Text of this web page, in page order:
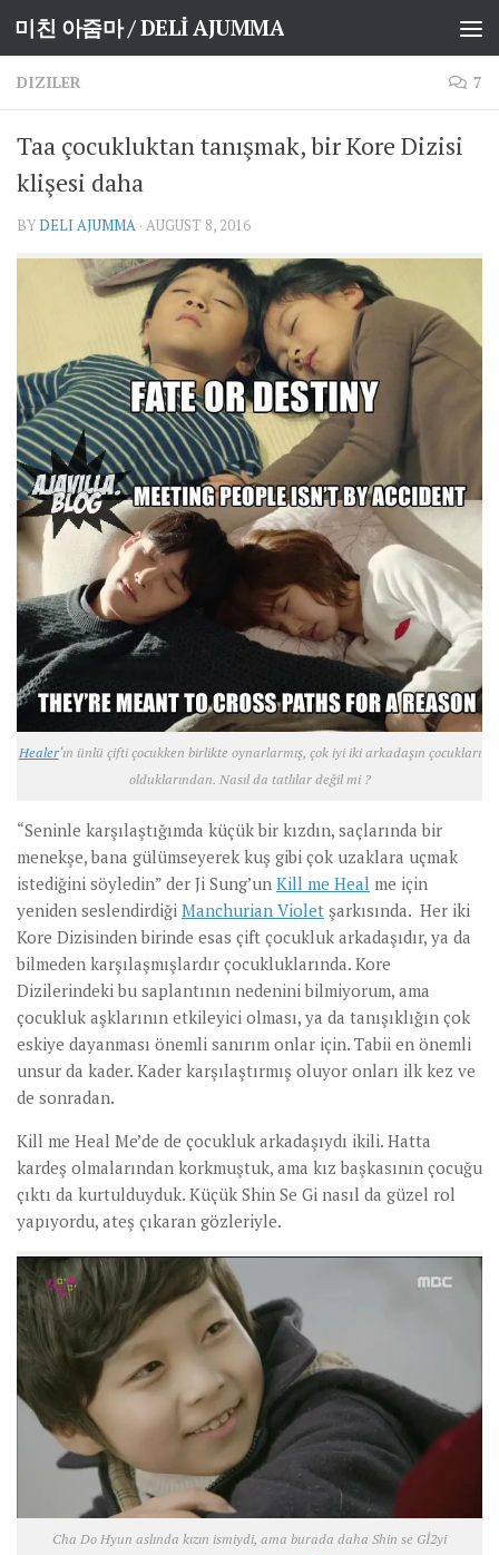
Skip to content
미친 아줌마 / DELİ AJUMMA
DIZILER 7
Taa çocukluktan tanışmak, bir Kore Dizisi
klişesi daha
BYDELI AJUMMA · AUGUST 8, 2016
Healer‘ın ünlü çifti çocukken birlikte oynarlarmış, çok iyi iki arkadaşın çocukları
olduklarından. Nasıl da tatlılar değil mi ?
“Seninle karşılaştığımda küçük bir kızdın, saçlarında bir
menekşe, bana gülümseyerek kuş gibi çok uzaklara uçmak
istediğini söyledin” der Ji Sung’un Kill me Heal me için
yeniden seslendirdiği Manchurian Violet şarkısında. Her iki
Kore Dizisinden birinde esas çift çocukluk arkadaşıdır, ya da
bilmeden karşılaşmışlardır çocukluklarında. Kore
Dizilerindeki bu saplantının nedenini bilmiyorum, ama
çocukluk aşklarının etkileyici olması, ya da tanışıklığın çok
eskiye dayanması önemli sanırım onlar için. Tabii en önemli
unsur da kader. Kader karşılaştırmış oluyor onları ilk kez ve
de sonradan.
Kill me Heal Me’de de çocukluk arkadaşıydı ikili. Hatta
kardeş olmalarından korkmuştuk, ama kız başkasının çocuğu
çıktı da kurtulduyduk. Küçük Shin Se Gi nasıl da güzel rol
yapıyordu, ateş çıkaran gözleriyle.
Cha Do Hyun aslında kızın ismiydi, ama burada daha Shin se Gİ2yi